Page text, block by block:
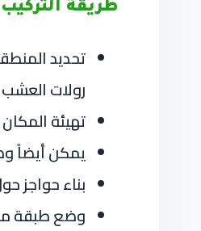
طريقة التركيب
تحديد
رولات
تهيئة
يمكن أيضاً
بناء حواجز
وضع طبقة من